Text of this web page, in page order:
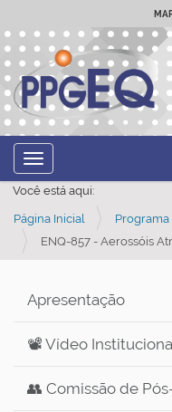
Toggle navigation
Você está aqui:
Página Inicial Programa
ENQ-857 - Aerossóis
Apresentação
📽️ Vídeo
👥 Comissão de